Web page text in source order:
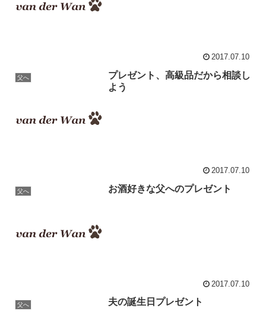
2017.07.10
父へ
プレゼント、高級品だから相談し
よう
2017.07.10
父へ お酒好きな父へのプレゼント
2017.07.10
父へ 夫の誕生日プレゼント